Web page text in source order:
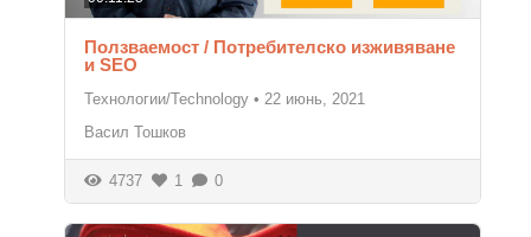
Ползваемост / Потребителско изживяване
и SEO
Технологии/Technology • 22 июнь, 2021
Васил Тошков
4737 1 0